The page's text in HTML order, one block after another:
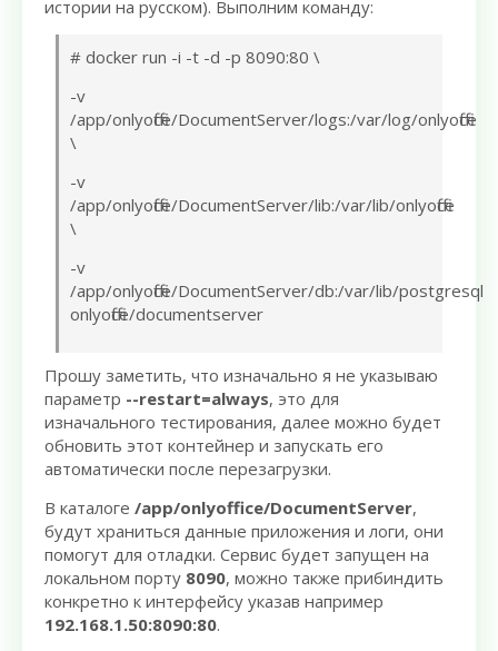
истории на русском). Выполним команду:
# docker run -i -t -d -p 8090:80 \
-v
/app/onlyoffice/DocumentServer/logs:/var/log/onlyoffice
\
-v
/app/onlyoffice/DocumentServer/lib:/var/lib/onlyoffice
\
-v
/app/onlyoffice/DocumentServer/db:/var/lib/postgresql
onlyoffice/documentserver
Прошу заметить, что изначально я не указываю
параметр --restart=always, это для
изначального тестирования, далее можно будет
обновить этот контейнер и запускать его
автоматически после перезагрузки.
В каталоге /app/onlyoffice/DocumentServer,
будут храниться данные приложения и логи, они
помогут для отладки. Сервис будет запущен на
локальном порту 8090, можно также прибиндить
конкретно к интерфейсу указав например
192.168.1.50:8090:80.